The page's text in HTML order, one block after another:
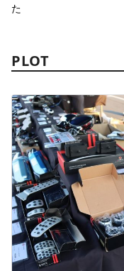
た
PLOT